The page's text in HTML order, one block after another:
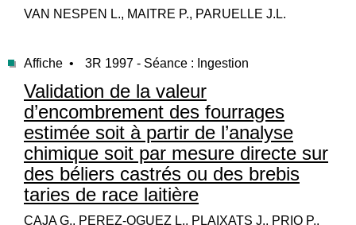
VAN NESPEN L., MAITRE P., PARUELLE J.L.
Affiche • 3R 1997 - Séance : Ingestion
Validation de la valeur
d’encombrement des fourrages
estimée soit à partir de l’analyse
chimique soit par mesure directe sur
des béliers castrés ou des brebis
taries de race laitière
CAJA G., PEREZ-OGUEZ L., PLAIXATS J., PRIO P.,